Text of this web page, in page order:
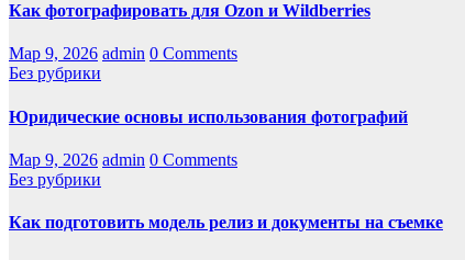
Как фотографировать для Ozon и Wildberries
Мар 9, 2026 admin 0 Comments
Без рубрики
Юридические основы использования фотографий
Мар 9, 2026 admin 0 Comments
Без рубрики
Как подготовить модель релиз и документы на съемке